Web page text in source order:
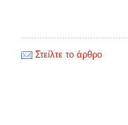
Στείλτε το άρθρο